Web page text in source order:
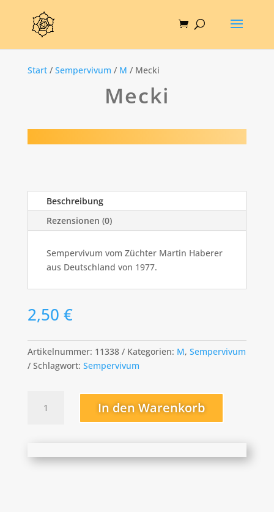
Start/ Sempervivum / M / Mecki
Mecki
Beschreibung
Rezensionen (0)
Sempervivum vom Züchter Martin Haberer
aus Deutschland von 1977.
2,50 €
Artikelnummer: 11338 Kategorien: M, Sempervivum
Schlagwort: Sempervivum
Menge
In den Warenkorb